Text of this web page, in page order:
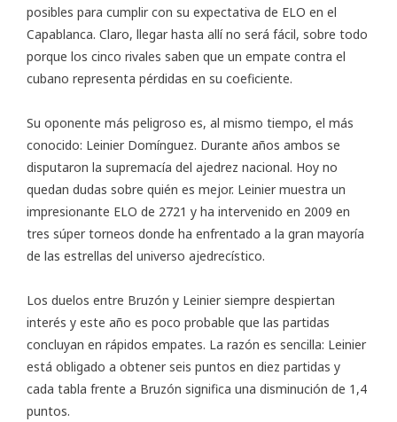
posibles para cumplir con su expectativa de ELO en el
Capablanca. Claro, llegar hasta allí no será fácil, sobre todo
porque los cinco rivales saben que un empate contra el
cubano representa pérdidas en su coeficiente.
Su oponente más peligroso es, al mismo tiempo, el más
conocido: Leinier Domínguez. Durante años ambos se
disputaron la supremacía del ajedrez nacional. Hoy no
quedan dudas sobre quién es mejor. Leinier muestra un
impresionante ELO de 2721 y ha intervenido en 2009 en
tres súper torneos donde ha enfrentado a la gran mayoría
de las estrellas del universo ajedrecístico.
Los duelos entre Bruzón y Leinier siempre despiertan
interés y este año es poco probable que las partidas
concluyan en rápidos empates. La razón es sencilla: Leinier
está obligado a obtener seis puntos en diez partidas y
cada tabla frente a Bruzón significa una disminución de 1,4
puntos.